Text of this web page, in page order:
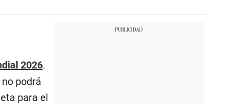
2026.
podrá
para el